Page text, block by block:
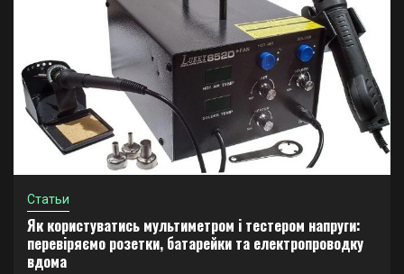
Статьи
Як користуватись мультиметром і тестером напруги:
перевіряємо розетки, батарейки та електропроводку
вдома